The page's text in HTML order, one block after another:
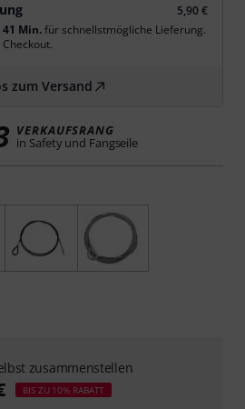
5,90 €
41 Min.für schnellstmögliche Lieferung.
zum Versand
VERKAUFSRANG
in Safety und Fangseile
zusammenstellen
BIS ZU 10% RABATT